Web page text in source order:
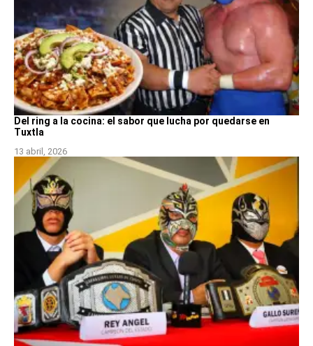
Del ring a la cocina: el sabor que lucha por quedarse en
Tuxtla
13 abril, 2026